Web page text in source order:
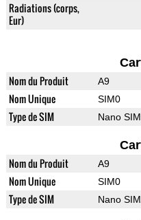
Radiations (corps,
Eur)
Nom du Produit A9
Nom Unique SIM0
Type de SIM Nano SIM
Nom du Produit A9
Nom Unique SIM0
Type de SIM Nano